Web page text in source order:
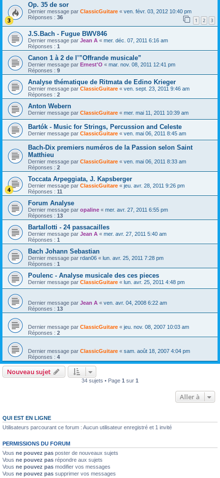
Op. 35 de sor
Dernier message par ClassicGuitare « ven. févr. 03, 2012 10:40 pm
Réponses : 36 1 2 3
J.S.Bach - Fugue BWV846
Dernier message par Jean A « mer. déc. 07, 2011 6:16 am
Réponses : 1
Canon 1 à 2 de l’”Offrande musicale”
Dernier message par Ernest'O « mar. nov. 08, 2011 12:41 pm
Réponses : 9
Analyse thématique de Ritmata de Edino Krieger
Dernier message par ClassicGuitare « ven. sept. 23, 2011 9:46 am
Réponses : 2
Anton Webern
Dernier message par ClassicGuitare « mer. mai 11, 2011 10:39 am
Bartók - Music for Strings, Percussion and Celeste
Dernier message par ClassicGuitare « ven. mai 06, 2011 8:45 am
Bach-Dix premiers numéros de la Passion selon Saint
Matthieu
Dernier message par ClassicGuitare « ven. mai 06, 2011 8:33 am
Réponses : 2
Toccata Arpeggiata, J. Kapsberger
Dernier message par ClassicGuitare « jeu. avr. 28, 2011 9:26 pm
Réponses : 11
Forum Analyse
Dernier message par opaline « mer. avr. 27, 2011 6:55 pm
Réponses : 13
Bartallotti - 24 passacailles
Dernier message par Jean A « mer. avr. 27, 2011 5:40 am
Réponses : 1
Bach Johann Sebastian
Dernier message par rdan06 « lun. avr. 25, 2011 7:28 pm
Réponses : 1
Poulenc - Analyse musicale des ces pieces
Dernier message par ClassicGuitare « lun. avr. 25, 2011 4:48 pm
Dernier message par Jean A « ven. avr. 04, 2008 6:22 am
Réponses : 13
Dernier message par ClassicGuitare « jeu. nov. 08, 2007 10:03 am
Réponses : 2
Dernier message par ClassicGuitare « sam. août 18, 2007 4:04 pm
Réponses : 4
Nouveau sujet
34 sujets • Page 1 sur 1
Aller à
QUI EST EN LIGNE
Utilisateurs parcourant ce forum : Aucun utilisateur enregistré et 1 invité
PERMISSIONS DU FORUM
Vous ne pouvez pas poster de nouveaux sujets
Vous ne pouvez pas répondre aux sujets
Vous ne pouvez pas modifier vos messages
Vous ne pouvez pas supprimer vos messages